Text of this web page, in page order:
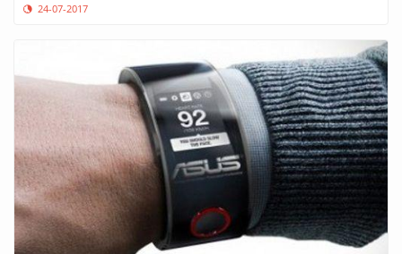
24-07-2017